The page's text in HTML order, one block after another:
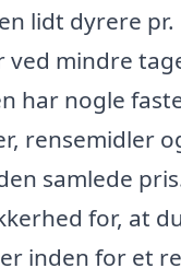
lidt dyrere pr.
mindre
har nogle
rensemidler
samlede
for, at
inden for et